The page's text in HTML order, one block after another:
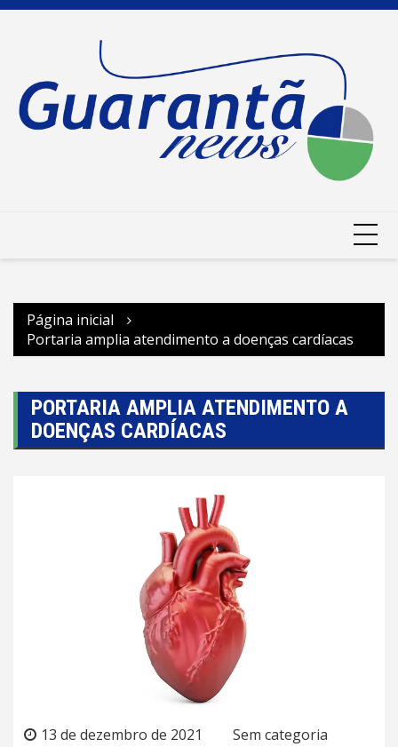
Ir
Página inicial
Portaria amplia atendimento a doenças cardíacas
PORTARIA AMPLIA ATENDIMENTO A
DOENÇAS CARDÍACAS
13 de dezembro de 2021
Sem categoria